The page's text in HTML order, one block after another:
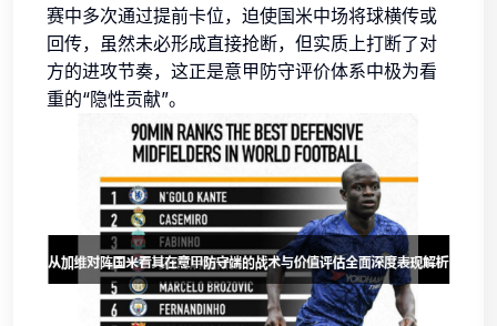
赛中多次通过提前卡位，迫使国米中场将球横传或
回传，虽然未必形成直接抢断，但实质上打断了对
方的进攻节奏，这正是意甲防守评价体系中极为看
重的“隐性贡献”。